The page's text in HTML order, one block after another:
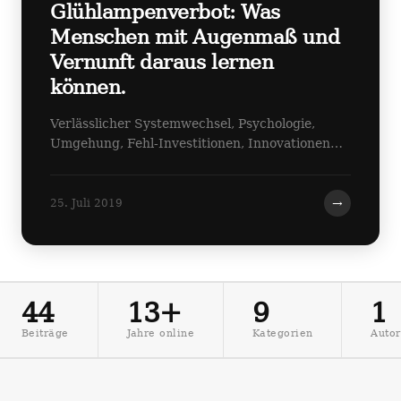
Glühlampenverbot: Was
Menschen mit Augenmaß und
Vernunft daraus lernen
können.
Verlässlicher Systemwechsel, Psychologie,
Umgehung, Fehl-Investitionen, Innovationen…
25. Juli 2019 →
44
Beiträge
13+
Jahre online
9
Kategorien
1
Autor